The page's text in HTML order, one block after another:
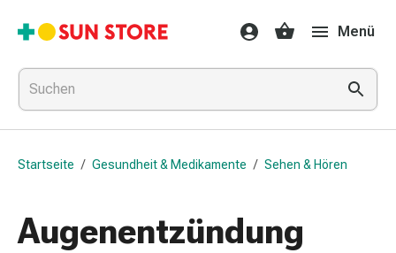
Gesundheit
&
Medikamente
Erkältung
&
Grippe
&
Halsschmerzen
Grippe-
Menü
Startseite / Gesundheit & Medikamente / Sehen & Hören
Augenentzündung